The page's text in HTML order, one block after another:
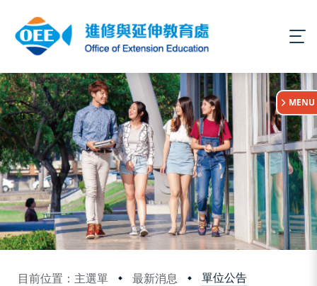
目前位置：主選單 最新消息 單位公告
:::
MENU